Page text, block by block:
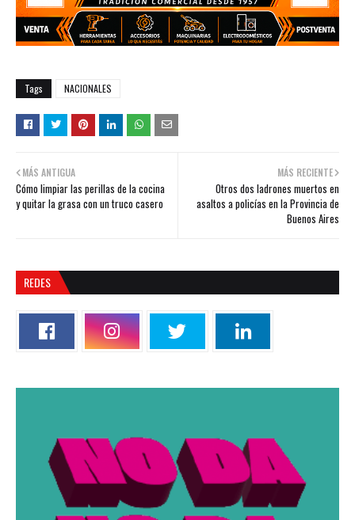
Tags NACIONALES
MÁS RECIENTE
Otros dos ladrones muertos en
asaltos a policías en la Provincia de
Buenos Aires
MÁS ANTIGUA
Cómo limpiar las perillas de la cocina
y quitar la grasa con un truco casero
REDES